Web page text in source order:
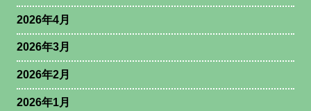
2026年4月
2026年3月
2026年2月
2026年1月